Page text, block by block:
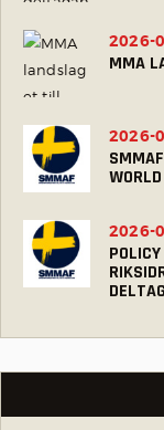
MMA
2026-
2026-
2026-